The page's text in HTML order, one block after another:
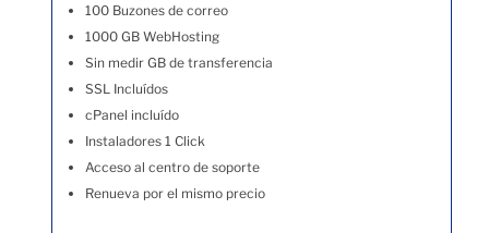
100 Buzones de correo
1000 GB WebHosting
Sin medir GB de transferencia
SSL Incluídos
cPanel incluído
Instaladores 1 Click
Acceso al centro de soporte
Renueva por el mismo precio